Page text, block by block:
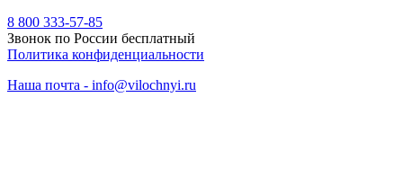
8 800 333-57-85
Звонок по России бесплатный
Политика конфиденциальности
Наша почта - info@vilochnyi.ru